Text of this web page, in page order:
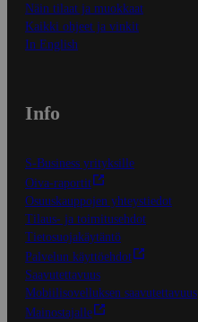
Näin tilaat ja muokkaat
Kaikki ohjeet ja vinkit
In English
Info
S-Business yrityksille
Oiva-raportit
Osuuskauppojen yhteystiedot
Tilaus- ja toimitusehdot
Tietosuojakäytäntö
Palvelun käyttöehdot
Saavutettavuus
Mobiilisovelluksen saavutettavuus
Mainostajalle